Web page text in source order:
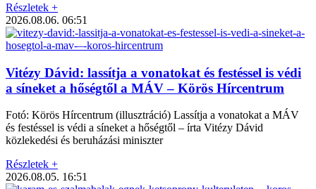
Részletek +
2026.08.06. 06:51
Vitézy Dávid: lassítja a vonatokat és festéssel is védi
a síneket a hőségtől a MÁV – Körös Hírcentrum
Fotó: Körös Hírcentrum (illusztráció) Lassítja a vonatokat a MÁV
és festéssel is védi a síneket a hőségtől – írta Vitézy Dávid
közlekedési és beruházási miniszter
Részletek +
2026.08.05. 16:51